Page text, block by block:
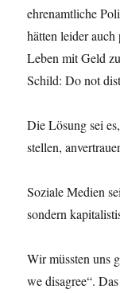
ehrenamtliche
hätten leider
Leben mit Geld
Schild: Do not
Die Lösung sei
stellen,
Soziale Medien
sondern
Wir müssten uns
we disagree“.